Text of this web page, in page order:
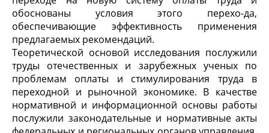
обоснованы условия этого перехо-да,
обеспечивающие эффективность применения
предлагаемых рекомендаций.
Теоретической основой исследования послужили
труды отечественных и зарубежных ученых по
проблемам оплаты и стимулирования труда в
переходной и рыночной экономике. В качестве
нормативной и информационной основы работы
послужили законодательные и нормативные акты